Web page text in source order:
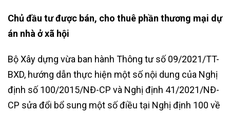
Chủ đầu tư được bán, cho thuê phần thương mại dự
án nhà ở xã hội
Bộ Xây dựng vừa ban hành Thông tư số 09/2021/TT-
BXD, hướng dẫn thực hiện một số nội dung của Nghị
định số 100/2015/NĐ-CP và Nghị định 41/2021/NĐ-
CP sửa đổi bổ sung một số điều tại Nghị định 100 về